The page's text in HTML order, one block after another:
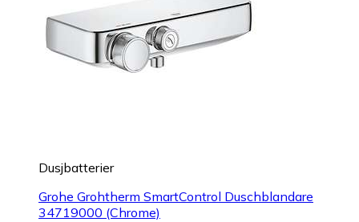
Dusjbatterier
Grohe Grohtherm SmartControl Duschblandare
34719000 (Chrome)